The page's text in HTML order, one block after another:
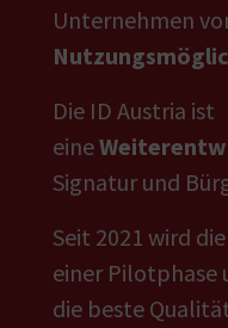
Unternehmen
Die ID Austria ist
eine
Signatur und
Seit 2021 wird
einer Pilotphase
die beste